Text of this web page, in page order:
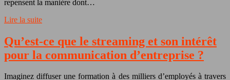
repensent la manière dont…
Lire la suite
Qu’est-ce que le streaming et son intérêt
pour la communication d’entreprise ?
Imaginez diffuser une formation à des milliers d’employés à travers